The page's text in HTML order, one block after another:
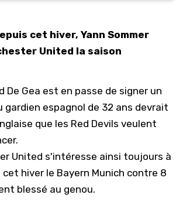
cet hiver, Yann Sommer
United la saison
Gea est en passe de signer un
gardien espagnol de 32 ans devrait
que les Red Devils veulent
United s'intéresse ainsi toujours à
hiver le Bayern Munich contre 8
blessé au genou.